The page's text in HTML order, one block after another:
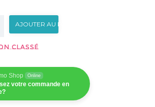
AJOUTER AU PANIER
classé
Shop Online
votre commande en